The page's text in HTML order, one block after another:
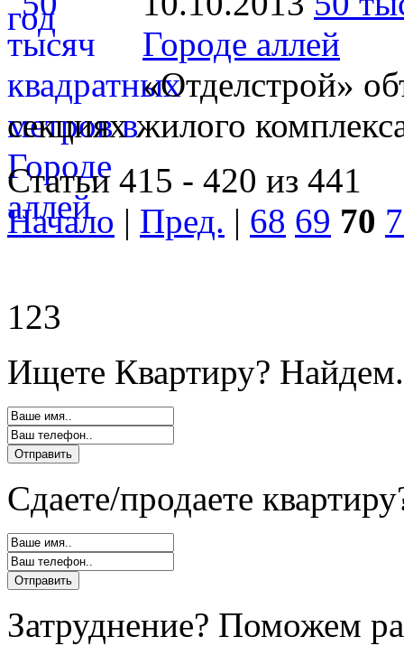
Городе аллей
«Отделстрой»
секциях жилого
Статьи 415 - 420 из 441
Начало | Пред. | 68 69 70
123
Ищете Квартиру?
Сдаете/продаете
Затруднение? Поможем